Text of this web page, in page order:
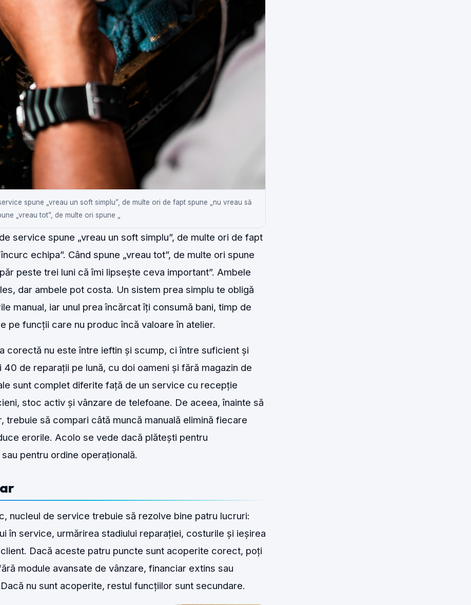
spune „vreau un soft simplu”, de multe ori de fapt spune „nu vreau să
„vreau tot”, de multe ori spune „
service spune „vreau un soft simplu”, de multe ori de fapt
echipa”. Când spune „vreau tot”, de multe ori spune
peste trei luni că îmi lipsește ceva important”. Ambele
dar ambele pot costa. Un sistem prea simplu te obligă
manual, iar unul prea încărcat îți consumă bani, timp de
pe funcții care nu produc încă valoare în atelier.
corectă nu este între ieftin și scump, ci între suficient și
de reparații pe lună, cu doi oameni și fără magazin de
sunt complet diferite față de un service cu recepție
stoc activ și vânzare de telefoane. De aceea, înainte să
trebuie să compari câtă muncă manuală elimină fiecare
erorile. Acolo se vede dacă plătești pentru
pentru ordine operațională.
nucleul de service trebuie să rezolve bine patru lucruri:
în service, urmărirea stadiului reparației, costurile și ieșirea
Dacă aceste patru puncte sunt acoperite corect, poți
module avansate de vânzare, financiar extins sau
nu sunt acoperite, restul funcțiilor sunt secundare.